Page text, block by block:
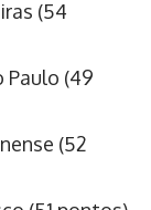
(54
Paulo (49
(52